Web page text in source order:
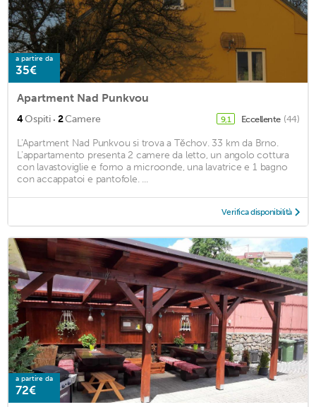
a partire da
35€
Apartment Nad Punkvou
4Ospiti · 2Camere 9,1 Eccellente (44)
L'Apartment Nad Punkvou si trova a Těchov. 33 km da Brno.
L'appartamento presenta 2 camere da letto, un angolo cottura
con lavastoviglie e forno a microonde, una lavatrice e 1 bagno
con accappatoi e pantofole. ...
Verifica disponibilità
a partire da
72€